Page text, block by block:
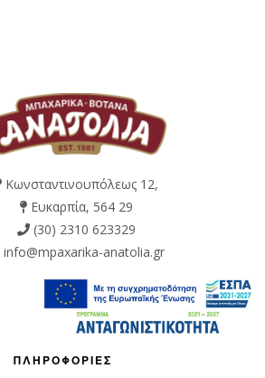
Κωνσταντινουπόλεως 12,
Ευκαρπία, 564 29
(30) 2310 623329
info@mpaxarika-anatolia.gr
ΠΛΗΡΟΦΟΡΙΕΣ